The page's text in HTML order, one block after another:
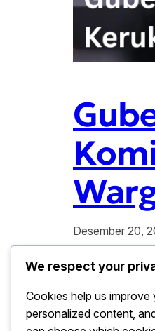
Desember 20,
Gubernur
Kota
Gubernur
suasana
We respect your
Cookies help us
personalized content,